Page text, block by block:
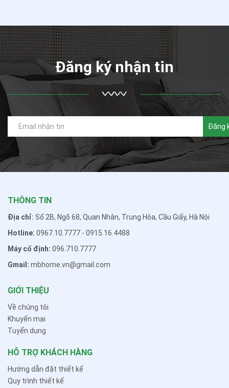
Đăng ký nhận tin
Đăng
THÔNG TIN
Địa chỉ: Số 2B, Ngõ 68, Quan Nhân, Trung Hòa, Cầu Giấy, Hà Nội
Hotline: 0967.10.7777 - 0915.16.4488
Máy cố định: 096.710.7777
Gmail: mbhome.vn@gmail.com
GIỚI THIỆU
Về chúng tôi
Khuyến mại
Tuyển dụng
HỖ TRỢ KHÁCH HÀNG
Hướng dẫn đặt thiết kế
Quy trình thiết kế